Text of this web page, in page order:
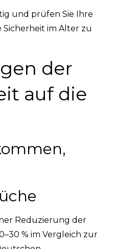
und prüfen Sie Ihre
im Alter zu
der
auf die
Reduzierung der
% im Vergleich zur